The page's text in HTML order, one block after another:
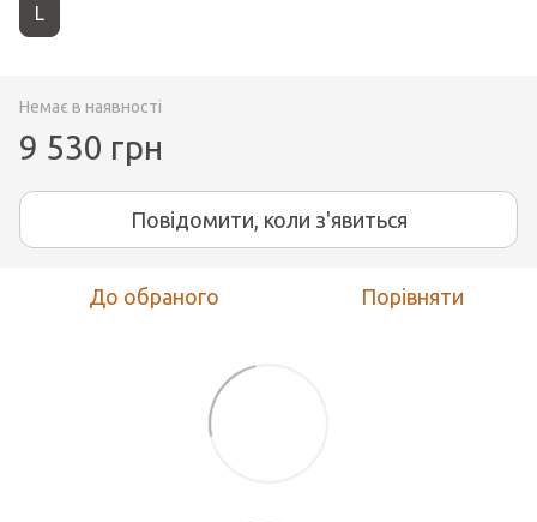
L
Немає в наявності
9 530 грн
Повідомити, коли з'явиться
До обраного Порівняти